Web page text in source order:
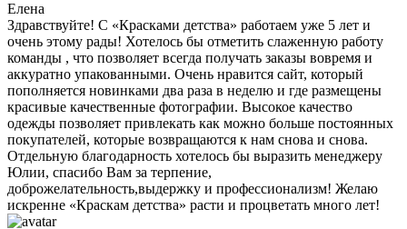
Елена
Здравствуйте! С «Красками детства» работаем уже 5 лет и
очень этому рады! Хотелось бы отметить слаженную работу
команды , что позволяет всегда получать заказы вовремя и
аккуратно упакованными. Очень нравится сайт, который
пополняется новинками два раза в неделю и где размещены
красивые качественные фотографии. Высокое качество
одежды позволяет привлекать как можно больше постоянных
покупателей, которые возвращаются к нам снова и снова.
Отдельную благодарность хотелось бы выразить менеджеру
Юлии, спасибо Вам за терпение,
доброжелательность,выдержку и профессионализм! Желаю
искренне «Краскам детства» расти и процветать много лет!